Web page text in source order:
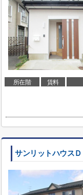
所在階 賃料
サンリットハウスＤ